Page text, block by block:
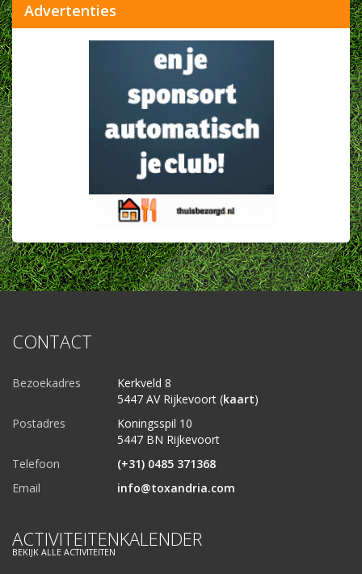
Advertenties
CONTACT
Bezoekadres
Kerkveld 8
5447 AV Rijkevoort (kaart)
Postadres
Koningsspil 10
5447 BN Rijkevoort
Telefoon
(+31) 0485 371368
Email
info@toxandria.com
ACTIVITEITENKALENDER
BEKIJK ALLE ACTIVITEITEN